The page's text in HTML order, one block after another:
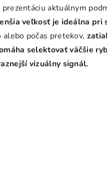
aktuálnym
veľkosť je ideálna pri
alebo počas pretekov,
selektovať väčšie
vizuálny signál.